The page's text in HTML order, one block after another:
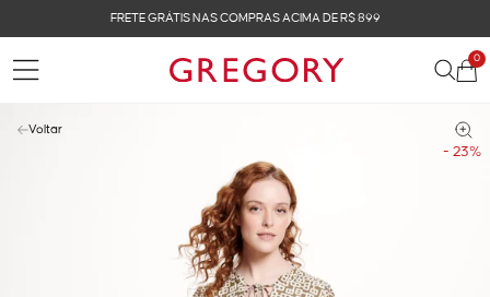
FRETE GRÁTIS NAS COMPRAS ACIMA DE R$ 899
0
- 23%
Voltar